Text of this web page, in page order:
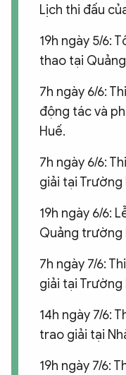
Lịch thi đấu
19h ngày 5/6:
thao tại
7h ngày 6/6:
động tác và
Huế.
7h ngày 6/6:
giải tại Trường
19h ngày 6/6:
Quảng trường
7h ngày 7/6:
giải tại Trường
14h ngày 7/6:
trao giải tại
19h ngày 7/6: